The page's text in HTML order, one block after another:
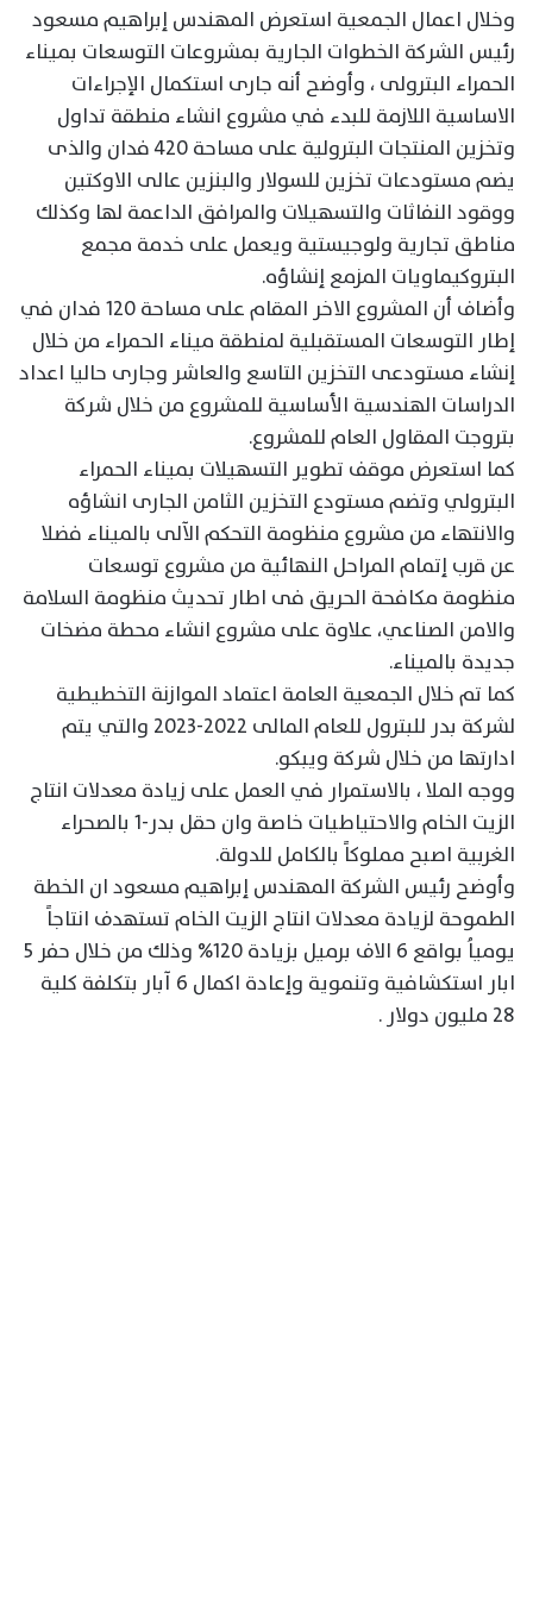
وخلال اعمال الجمعية استعرض المهندس إبراهيم مسعود
رئيس الشركة الخطوات الجارية بمشروعات التوسعات بميناء
الحمراء البترولى ، وأوضح أنه جارى استكمال الإجراءات
الاساسية اللازمة للبدء في مشروع انشاء منطقة تداول
وتخزين المنتجات البترولية على مساحة 420 فدان والذى
يضم مستودعات تخزين للسولار والبنزين عالى الاوكتين
ووقود النفاثات والتسهيلات والمرافق الداعمة لها وكذلك
مناطق تجارية ولوجيستية ويعمل على خدمة مجمع
البتروكيماويات المزمع إنشاؤه.
وأضاف أن المشروع الاخر المقام على مساحة 120 فدان في
إطار التوسعات المستقبلية لمنطقة ميناء الحمراء من خلال
إنشاء مستودعى التخزين التاسع والعاشر وجارى حاليا اعداد
الدراسات الهندسية الأساسية للمشروع من خلال شركة
بتروجت المقاول العام للمشروع.
كما استعرض موقف تطوير التسهيلات بميناء الحمراء
البترولي وتضم مستودع التخزين الثامن الجارى انشاؤه
والانتهاء من مشروع منظومة التحكم الآلى بالميناء فضلا
عن قرب إتمام المراحل النهائية من مشروع توسعات
منظومة مكافحة الحريق فى اطار تحديث منظومة السلامة
والامن الصناعي، علاوة على مشروع انشاء محطة مضخات
جديدة بالميناء.
كما تم خلال الجمعية العامة اعتماد الموازنة التخطيطية
لشركة بدر للبترول للعام المالى 2022-2023 والتي يتم
ادارتها من خلال شركة ويبكو.
ووجه الملا ، بالاستمرار في العمل على زيادة معدلات انتاج
الزيت الخام والاحتياطيات خاصة وان حقل بدر-1 بالصحراء
الغربية اصبح مملوكاً بالكامل للدولة.
وأوضح رئيس الشركة المهندس إبراهيم مسعود ان الخطة
الطموحة لزيادة معدلات انتاج الزيت الخام تستهدف انتاجاً
يومياُ بواقع 6 الاف برميل بزيادة 120% وذلك من خلال حفر 5
ابار استكشافية وتنموية وإعادة اكمال 6 آبار بتكلفة كلية
28 مليون دولار .